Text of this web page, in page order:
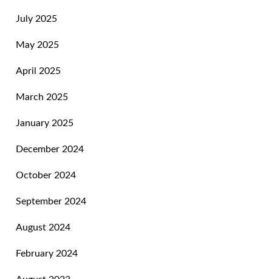
July 2025
May 2025
April 2025
March 2025
January 2025
December 2024
October 2024
September 2024
August 2024
February 2024